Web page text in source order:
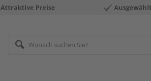
Attraktive Preise